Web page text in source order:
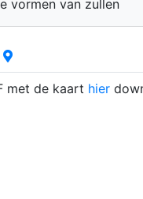
vormen van zullen
met de kaart hier